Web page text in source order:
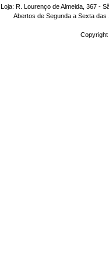
Loja: R. Lourenço de Almeida, 367 -
Abertos de Segunda a Sexta